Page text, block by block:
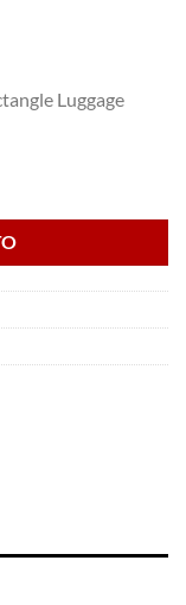
Luggage